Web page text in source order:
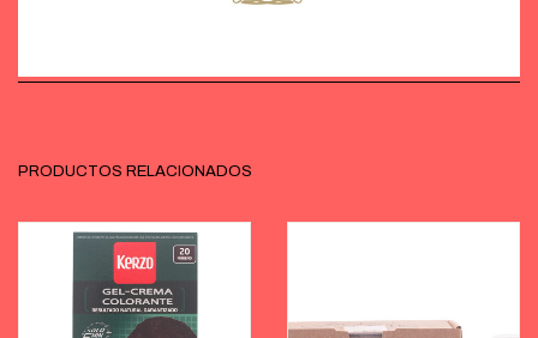
PRODUCTOS RELACIONADOS